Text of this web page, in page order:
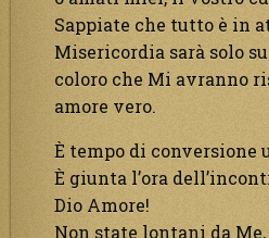
Sappiate che tutto è in
Misericordia sarà solo
coloro che Mi avranno
amore vero.
È tempo di conversione
È giunta l’ora
Dio Amore!
Non state lontani da